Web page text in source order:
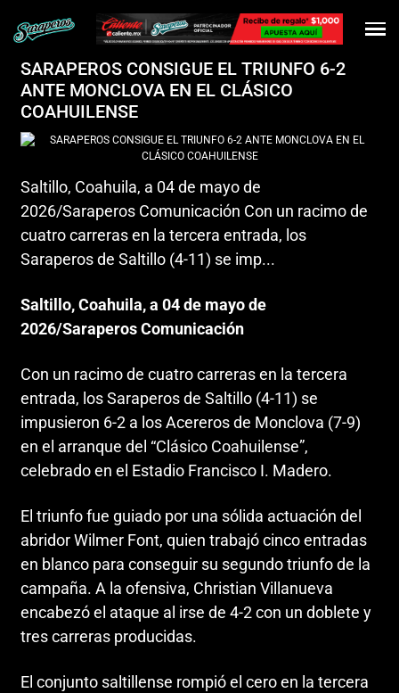
SARAPEROS CONSIGUE EL TRIUNFO 6-2
ANTE MONCLOVA EN EL CLÁSICO
COAHUILENSE
Saltillo, Coahuila, a 04 de mayo de
2026/Saraperos Comunicación Con un racimo de
cuatro carreras en la tercera entrada, los
Saraperos de Saltillo (4-11) se imp...
Saltillo, Coahuila, a 04 de mayo de
2026/Saraperos Comunicación
Con un racimo de cuatro carreras en la tercera
entrada, los Saraperos de Saltillo (4-11) se
impusieron 6-2 a los Acereros de Monclova (7-9)
en el arranque del “Clásico Coahuilense”,
celebrado en el Estadio Francisco I. Madero.
El triunfo fue guiado por una sólida actuación del
abridor Wilmer Font, quien trabajó cinco entradas
en blanco para conseguir su segundo triunfo de la
campaña. A la ofensiva, Christian Villanueva
encabezó el ataque al irse de 4-2 con un doblete y
tres carreras producidas.
El conjunto saltillense rompió el cero en la tercera